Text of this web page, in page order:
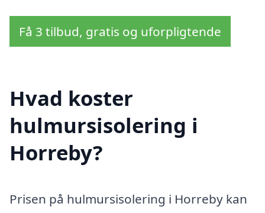
Få 3 tilbud, gratis og uforpligtende
Hvad koster
hulmursisolering i
Horreby?
Prisen på hulmursisolering i Horreby kan